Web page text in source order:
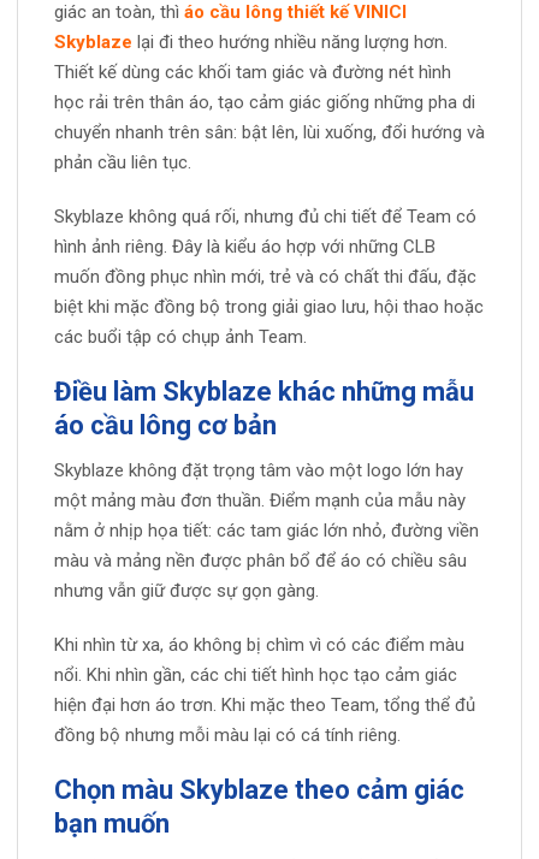
giác an toàn, thì áo cầu lông thiết kế VINICI
Skyblaze lại đi theo hướng nhiều năng lượng hơn.
Thiết kế dùng các khối tam giác và đường nét hình
học rải trên thân áo, tạo cảm giác giống những pha di
chuyển nhanh trên sân: bật lên, lùi xuống, đổi hướng và
phản cầu liên tục.
Skyblaze không quá rối, nhưng đủ chi tiết để Team có
hình ảnh riêng. Đây là kiểu áo hợp với những CLB
muốn đồng phục nhìn mới, trẻ và có chất thi đấu, đặc
biệt khi mặc đồng bộ trong giải giao lưu, hội thao hoặc
các buổi tập có chụp ảnh Team.
Điều làm Skyblaze khác những mẫu
áo cầu lông cơ bản
Skyblaze không đặt trọng tâm vào một logo lớn hay
một mảng màu đơn thuần. Điểm mạnh của mẫu này
nằm ở nhịp họa tiết: các tam giác lớn nhỏ, đường viền
màu và mảng nền được phân bổ để áo có chiều sâu
nhưng vẫn giữ được sự gọn gàng.
Khi nhìn từ xa, áo không bị chìm vì có các điểm màu
nổi. Khi nhìn gần, các chi tiết hình học tạo cảm giác
hiện đại hơn áo trơn. Khi mặc theo Team, tổng thể đủ
đồng bộ nhưng mỗi màu lại có cá tính riêng.
Chọn màu Skyblaze theo cảm giác
bạn muốn